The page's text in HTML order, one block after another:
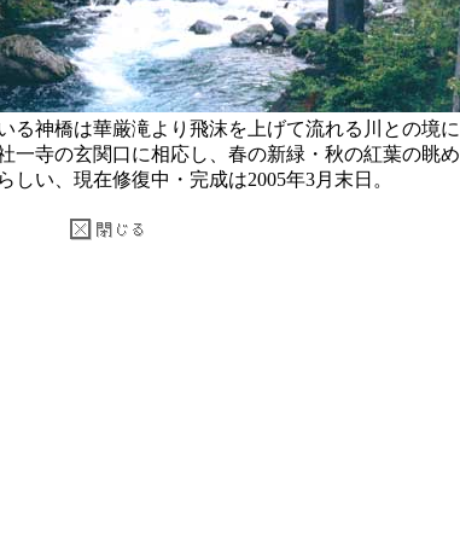
る神橋は華厳滝より飛沫を上げて流れる川との境に
一寺の玄関口に相応し、春の新緑・秋の紅葉の眺め
しい、現在修復中・完成は2005年3月末日。